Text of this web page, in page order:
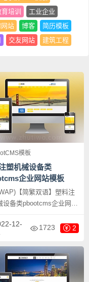
培训
工业企业
站 博客
简历模板
交友网站 建筑工程
模板
塑机械设备类
企业网站模板
【简繁双语】塑料注
设备类pbootcms企业网站
，该模板适用于机械设备
塑料注塑设备网站等企
然其他行业也可以做，只
文字图片换成其他行业的
12-
1723 2